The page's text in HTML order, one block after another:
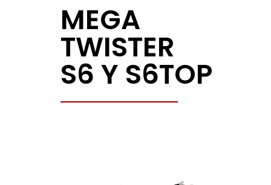
MEGA
TWISTER
S6 Y S6TOP